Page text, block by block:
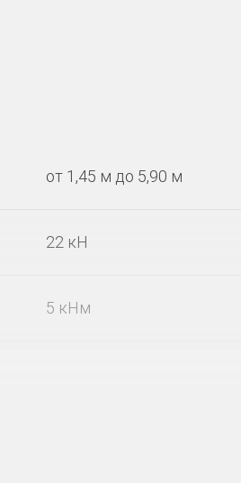
от 1,45 м до 5,90 м
22 кН
5 кНм